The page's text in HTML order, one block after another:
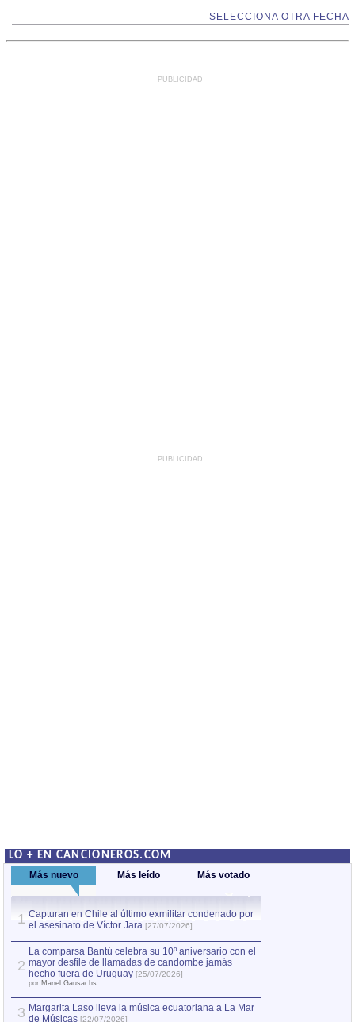
SELECCIONA OTRA FECHA
PUBLICIDAD
PUBLICIDAD
LO + EN CANCIONEROS.COM
Más nuevo Más leído Más votado
1 Capturan en Chile al último exmilitar condenado por
el asesinato de Víctor Jara [27/07/2026]
2
La comparsa Bantú celebra su 10º aniversario con el
mayor desfile de llamadas de candombe jamás
hecho fuera de Uruguay [25/07/2026]
por Manel Gausachs
3 Margarita Laso lleva la música ecuatoriana a La Mar
de Músicas [22/07/2026]